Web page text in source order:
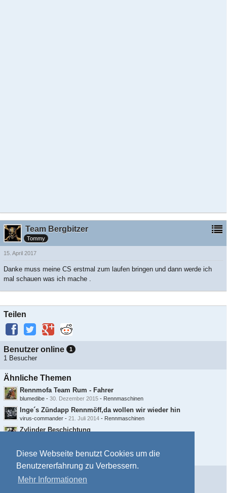
Diese Webseite benutzt Cookies um die
Benutzererfahrung zu Verbessern.
Mehr Informationen
Team Bergbitzer
Tommy
15. April 2017
Danke muss meine CS erstmal zum laufen bringen und dann werde ich
mal schauen was ich mache .
Teilen
Benutzer online 1
1 Besucher
Ähnliche Themen
Rennmofa Team Rum - Fahrer
blumedibe - 30. Dezember 2015 - Rennmaschinen
Inge´s Zündapp Rennmöff,da wollen wir wieder hin
virus-commander - 21. Juli 2014 - Rennmaschinen
Zylinder Beschichtung
Athena 50ccm Kolben
Prizt-18. Mai 2016-Motor Bearbeitung/Optimierung